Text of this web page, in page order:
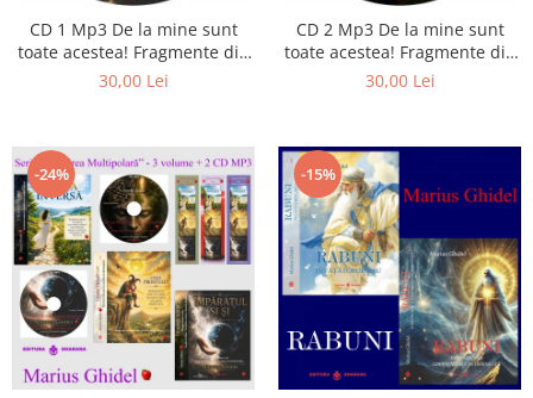
CD 1 Mp3 De la mine sunt
toate acestea! Fragmente din
cărțile lui Marius Ghidel
30,00 Lei
CD 2 Mp3 De la mine sunt
toate acestea! Fragmente din
cărțile lui Marius Ghidel
30,00 Lei
-24% -15%